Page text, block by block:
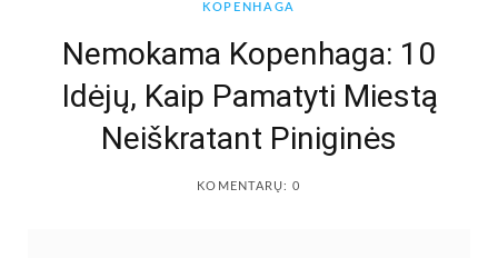
KOPENHAGA
Nemokama Kopenhaga: 10
Idėjų, Kaip Pamatyti Miestą
Neiškratant Piniginės
KOMENTARŲ: 0